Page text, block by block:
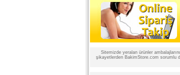
Sitemizde yeralan ürünler
şikayetlerden BakimStore.com sorumlu